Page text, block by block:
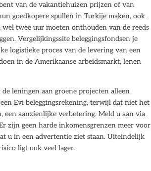
van de vakantiehuizen prijzen of van
goedkopere spullen in Turkije maken, ook
twee uur moeten onthouden van de reeds
Vergelijkingssite beleggingsfondsen je
logistieke proces van de levering van een
in de Amerikaanse arbeidsmarkt, lenen
leningen aan groene projecten alleen
Evi beleggingsrekening, terwijl dat niet het
een aanzienlijke verbetering. Meld u aan via
zijn geen harde inkomensgrenzen meer voor
u in een advertentie ziet staan. Uiteindelijk
ligt ook veel lager.